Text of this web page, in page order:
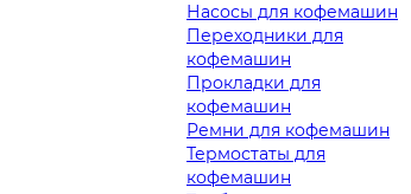
Насосы для кофемашин
Переходники для
кофемашин
Прокладки для
кофемашин
Ремни для кофемашин
Термостаты для
кофемашин